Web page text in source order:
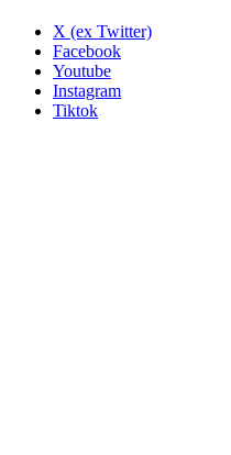
X (ex Twitter)
Facebook
Youtube
Instagram
Tiktok